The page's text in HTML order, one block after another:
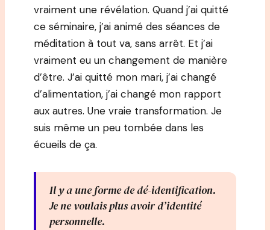
vraiment une révélation. Quand j’ai quitté
ce séminaire, j’ai animé des séances de
méditation à tout va, sans arrêt. Et j’ai
vraiment eu un changement de manière
d’être. J’ai quitté mon mari, j’ai changé
d’alimentation, j’ai changé mon rapport
aux autres. Une vraie transformation. Je
suis même un peu tombée dans les
écueils de ça.
Il y a une forme de dé-identification.
Je ne voulais plus avoir d’identité
personnelle.